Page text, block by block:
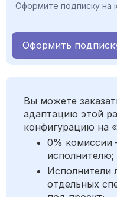
Оформите подписку на
Оформить
Вы можете
адаптацию этой
конфигурацию на
0% комиссии
исполнителю;
Исполнители
отдельных